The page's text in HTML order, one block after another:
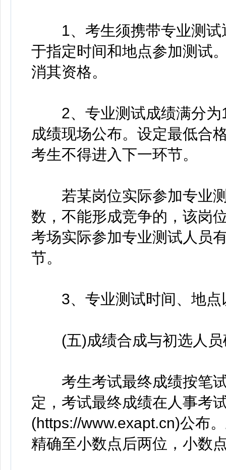
1、考生须携带专业测试
于指定时间和地点参加测试
消其资格。
2、专业测试成绩满分为
成绩现场公布。设定最低合
考生不得进入下一环节。
若某岗位实际参加专业测
数，不能形成竞争的，该岗
考场实际参加专业测试人员
节。
3、专业测试时间、地点
(五)成绩合成与初选人员
考生考试最终成绩按笔试
定，考试最终成绩在人事考
(https://www.exapt.cn)公布
精确至小数点后两位，小数